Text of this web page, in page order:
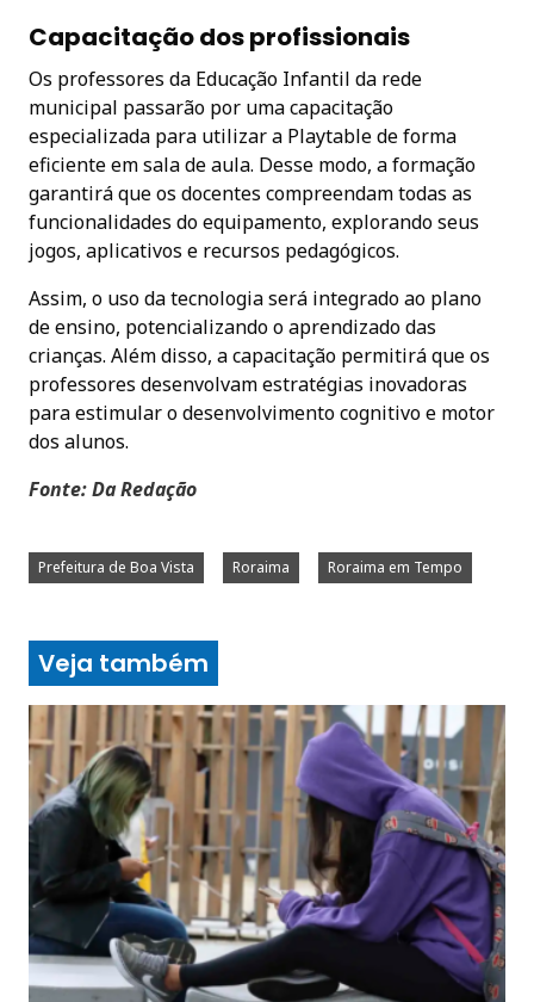
Capacitação dos profissionais
Os professores da Educação Infantil da rede
municipal passarão por uma capacitação
especializada para utilizar a Playtable de forma
eficiente em sala de aula. Desse modo, a formação
garantirá que os docentes compreendam todas as
funcionalidades do equipamento, explorando seus
jogos, aplicativos e recursos pedagógicos.
Assim, o uso da tecnologia será integrado ao plano
de ensino, potencializando o aprendizado das
crianças. Além disso, a capacitação permitirá que os
professores desenvolvam estratégias inovadoras
para estimular o desenvolvimento cognitivo e motor
dos alunos.
Fonte: Da Redação
Prefeitura de Boa Vista Roraima Roraima em Tempo
Veja também